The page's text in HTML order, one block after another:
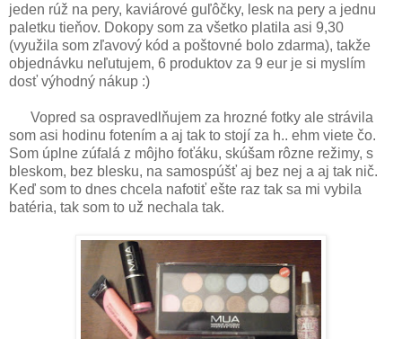
jeden rúž na pery, kaviárové guľôčky, lesk na pery a jednu
paletku tieňov. Dokopy som za všetko platila asi 9,30
(využila som zľavový kód a poštovné bolo zdarma), takže
objednávku neľutujem, 6 produktov za 9 eur je si myslím
dosť výhodný nákup :)
Vopred sa ospravedlňujem za hrozné fotky ale strávila
som asi hodinu fotením a aj tak to stojí za h.. ehm viete čo.
Som úplne zúfalá z môjho foťáku, skúšam rôzne režimy, s
bleskom, bez blesku, na samospúšť aj bez nej a aj tak nič.
Keď som to dnes chcela nafotiť ešte raz tak sa mi vybila
batéria, tak som to už nechala tak.